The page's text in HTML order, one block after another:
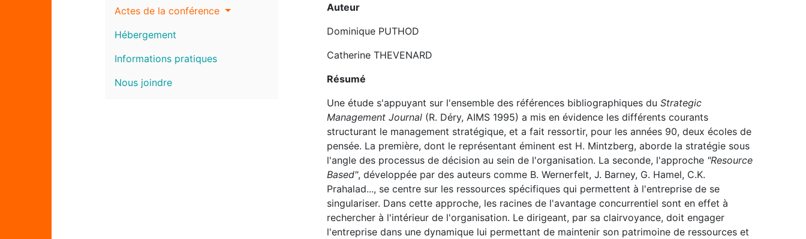
Actes de la conférence
Hébergement
Informations pratiques
Nous joindre
Auteur
Dominique PUTHOD
Catherine THEVENARD
Résumé
Une étude s'appuyant sur l'ensemble des références bibliographiques du Strategic
Management Journal (R. Déry, AIMS 1995) a mis en évidence les différents courants
structurant le management stratégique, et a fait ressortir, pour les années 90, deux écoles de
pensée. La première, dont le représentant éminent est H. Mintzberg, aborde la stratégie sous
l'angle des processus de décision au sein de l'organisation. La seconde, l'approche "Resource
Based", développée par des auteurs comme B. Wernerfelt, J. Barney, G. Hamel, C.K.
Prahalad..., se centre sur les ressources spécifiques qui permettent à l'entreprise de se
singulariser. Dans cette approche, les racines de l'avantage concurrentiel sont en effet à
rechercher à l'intérieur de l'organisation. Le dirigeant, par sa clairvoyance, doit engager
l'entreprise dans une dynamique lui permettant de maintenir son patrimoine de ressources et